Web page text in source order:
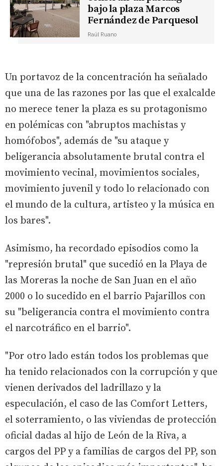
bajo la plaza Marcos
Fernández de Parquesol
Raúl Ruano
Un portavoz de la concentración ha señalado
que una de las razones por las que el exalcalde
no merece tener la plaza es su protagonismo
en polémicas con "abruptos machistas y
homófobos", además de "su ataque y
beligerancia absolutamente brutal contra el
movimiento vecinal, movimientos sociales,
movimiento juvenil y todo lo relacionado con
el mundo de la cultura, artisteo y la música en
los bares".
Asimismo, ha recordado episodios como la
"represión brutal" que sucedió en la Playa de
las Moreras la noche de San Juan en el año
2000 o lo sucedido en el barrio Pajarillos con
su "beligerancia contra el movimiento contra
el narcotráfico en el barrio".
"Por otro lado están todos los problemas que
ha tenido relacionados con la corrupción y que
vienen derivados del ladrillazo y la
especulación, el caso de las Comfort Letters,
el soterramiento, o las viviendas de protección
oficial dadas al hijo de León de la Riva, a
cargos del PP y a familias de cargos del PP, son